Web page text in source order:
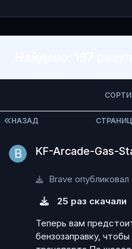
ПЕРВАЯ СТРАНИЦА
НАЗАД
KF-Arcade-Gas-
Brave опубликовал
25 раз скачали
Теперь вам
бензозаправку,